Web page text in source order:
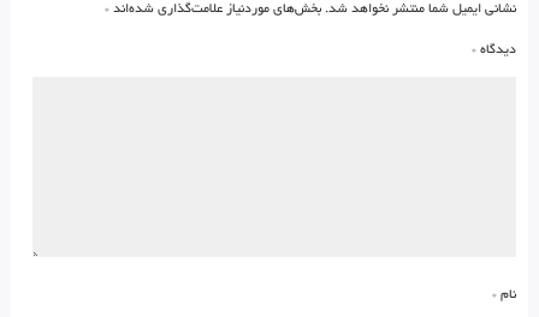
نشانی ایمیل شما منتشر نخواهد شد. بخش‌های موردنیاز علامت‌گذاری شده‌اند *
دیدگاه *
نام *